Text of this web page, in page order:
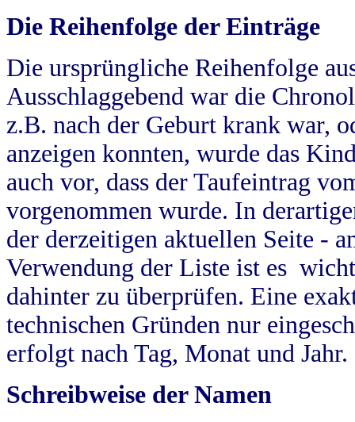
Die Reihenfolge der Einträge
Die ursprüngliche Reihenfolge
Ausschlaggebend war die
z.B. nach der Geburt krank war,
anzeigen konnten, wurde das
auch vor, dass der Taufeintrag
vorgenommen wurde. In
der derzeitigen aktuellen Seite -
Verwendung der Liste ist es
dahinter zu überprüfen. Eine
technischen Gründen nur
erfolgt nach Tag, Monat und Jahr.
Schreibweise der Namen